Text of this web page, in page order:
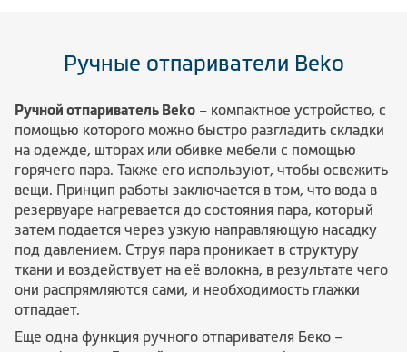
Ручные отпариватели Beko
Ручной отпариватель Beko – компактное устройство, с
помощью которого можно быстро разгладить складки
на одежде, шторах или обивке мебели с помощью
горячего пара. Также его используют, чтобы освежить
вещи. Принцип работы заключается в том, что вода в
резервуаре нагревается до состояния пара, который
затем подается через узкую направляющую насадку
под давлением. Струя пара проникает в структуру
ткани и воздействует на её волокна, в результате чего
они распрямляются сами, и необходимость глажки
отпадает.
Еще одна функция ручного отпаривателя Беко –